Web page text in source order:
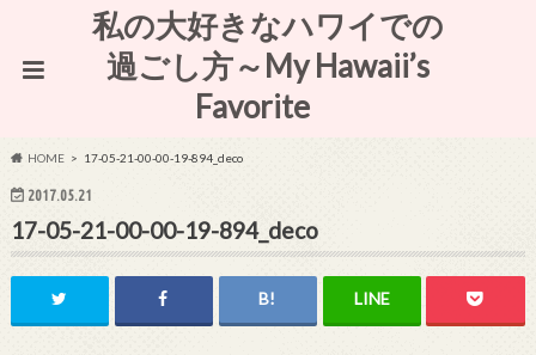
私の大好きなハワイでの
過ごし方～My Hawaii’s
Favorite
HOME 17-05-21-00-00-19-894_deco
2017.05.21
17-05-21-00-00-19-894_deco